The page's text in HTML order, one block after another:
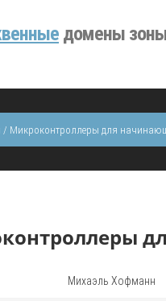
домены
/ Микроконтроллеры для
Михаэль Хофманн